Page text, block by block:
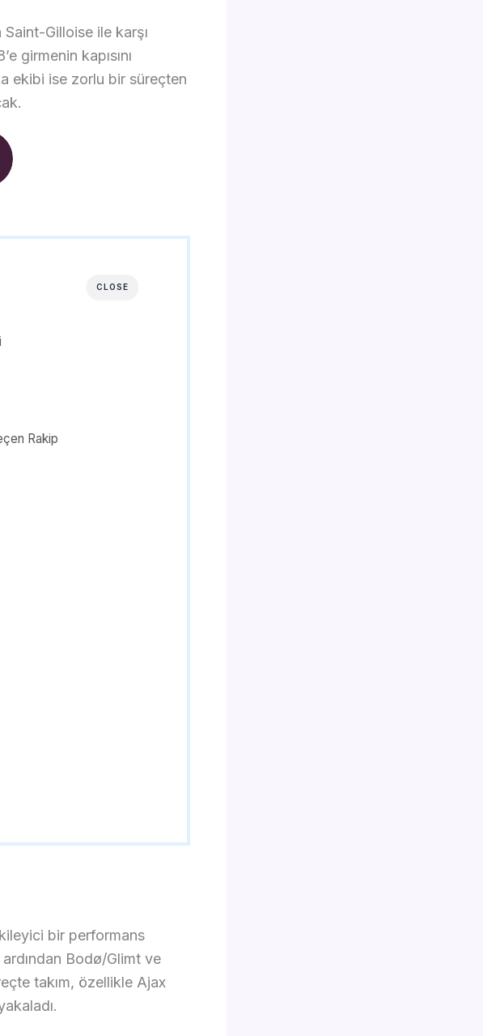
Gilloise ile karşı
girmenin kapısını
ekibi ise zorlu bir süreçten
CLOSE
Rakip
bir performans
Bodø/Glimt ve
takım, özellikle Ajax